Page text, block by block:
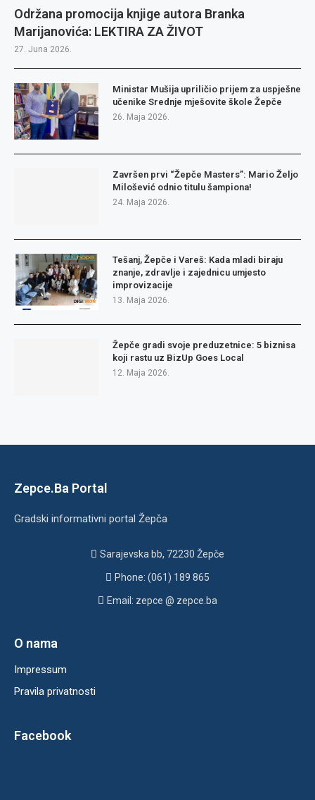
Održana promocija knjige autora Branka
Marijanovića: LEKTIRA ZA ŽIVOT
27. Juna 2026.
Ministar Mušija upriličio prijem za uspješne
učenike Srednje mješovite škole Žepče
26. Maja 2026.
Završen prvi “Žepče Masters”: Mario Željo
Milošević odnio titulu šampiona!
24. Maja 2026.
Tešanj, Žepče i Vareš: Kada mladi biraju
znanje, zdravlje i zajednicu umjesto
improvizacije
13. Maja 2026.
Žepče gradi svoje preduzetnice: 5 biznisa
koji rastu uz BizUp Goes Local
12. Maja 2026.
Zepce.Ba Portal
Gradski informativni portal Žepča
Sarajevska bb, 72230 Žepče
Phone: (061) 189 865
Email: zepce @ zepce.ba
O nama
Impressum
Pravila privatnosti
Facebook